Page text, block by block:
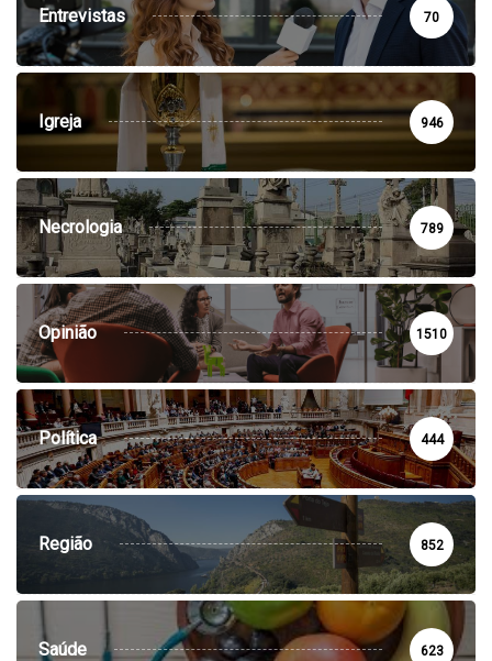
Entrevistas 70
Igreja 946
Necrologia 789
Opinião 1510
Política 444
Região 852
Saúde 623